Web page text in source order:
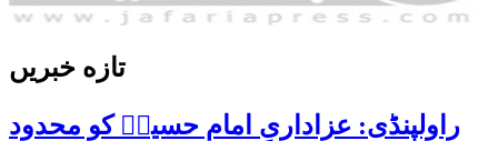
تازه خبریں
راولپنڈی: عزاداریِ امام حسینؑ کو محدود